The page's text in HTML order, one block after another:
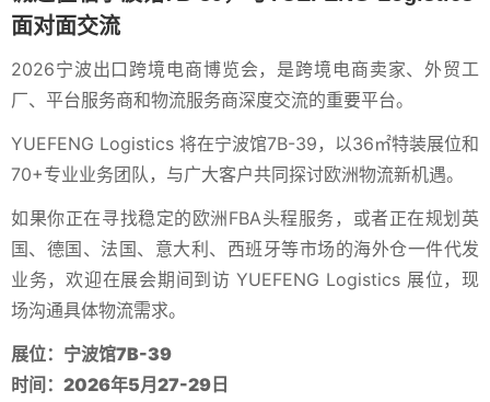
面对面交流
2026宁波出口跨境电商博览会，是跨境电商卖家、外贸工
厂、平台服务商和物流服务商深度交流的重要平台。
YUEFENG Logistics 将在宁波馆7B-39，以36㎡特装展位和
70+专业业务团队，与广大客户共同探讨欧洲物流新机遇。
如果你正在寻找稳定的欧洲FBA头程服务，或者正在规划英
国、德国、法国、意大利、西班牙等市场的海外仓一件代发
业务，欢迎在展会期间到访 YUEFENG Logistics 展位，现
场沟通具体物流需求。
展位：宁波馆7B-39
时间：2026年5月27-29日